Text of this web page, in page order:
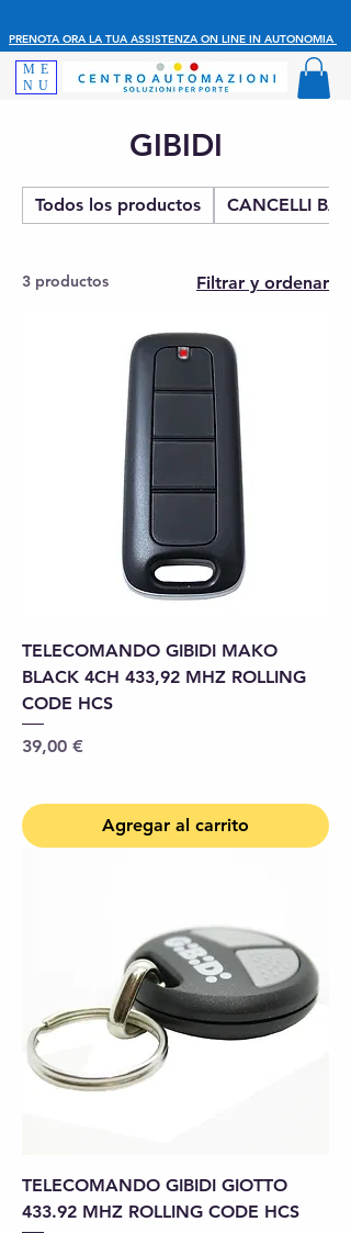
PRENOTA ORA LA TUA ASSISTENZA ON LINE IN AUTONOMIA
ME
NU
GIBIDI
Todos los productos CANCELLI
3 productos Filtrar y ordenar
TELECOMANDO GIBIDI MAKO
BLACK 4CH 433,92 MHZ ROLLING
CODE HCS
Precio
39,00 €
Agregar al carrito
TELECOMANDO GIBIDI GIOTTO
433.92 MHZ ROLLING CODE HCS